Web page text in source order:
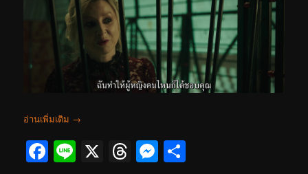
อ่านเพิ่มเติม →
Facebook
Line
X Threads
Messenger